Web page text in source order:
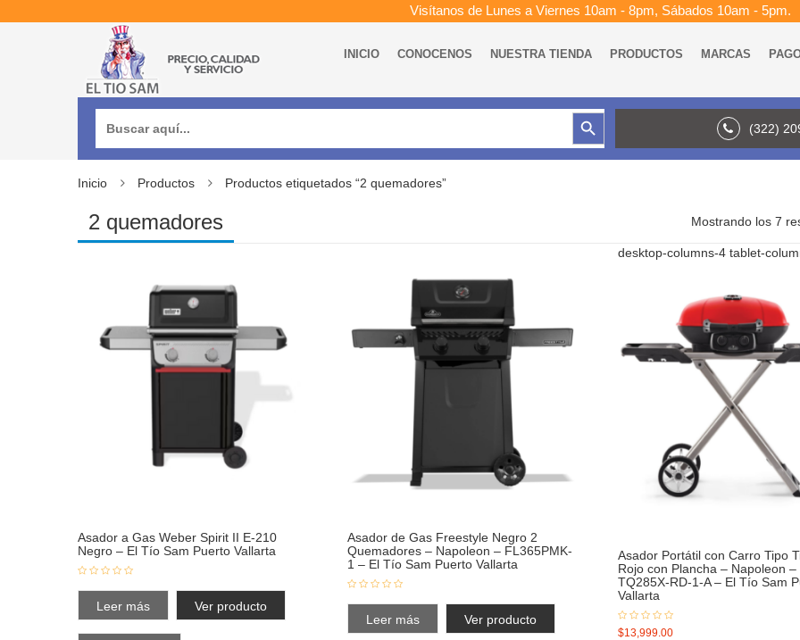
Visítanos de Lunes a Viernes 10am - 8pm, Sábados 10am - 5pm.
INICIO CONOCENOS NUESTRA TIENDA PRODUCTOS MARCAS
Botón de búsqueda
(322)
Inicio Productos Productos etiquetados “2 quemadores”
2 quemadores Mostrando los 7
desktop-columns-4 tablet-
Asador a Gas Weber Spirit II E-210
Negro – El Tío Sam Puerto Vallarta
Leer más Ver producto
Asador de Gas Freestyle Negro 2
Quemadores – Napoleon – FL365PMK-
1 – El Tío Sam Puerto Vallarta
Leer más Ver producto
Asador Portátil con Carro Tipo
Rojo con Plancha – Napoleon –
TQ285X-RD-1-A – El Tío Sam
Vallarta
$13,999.00